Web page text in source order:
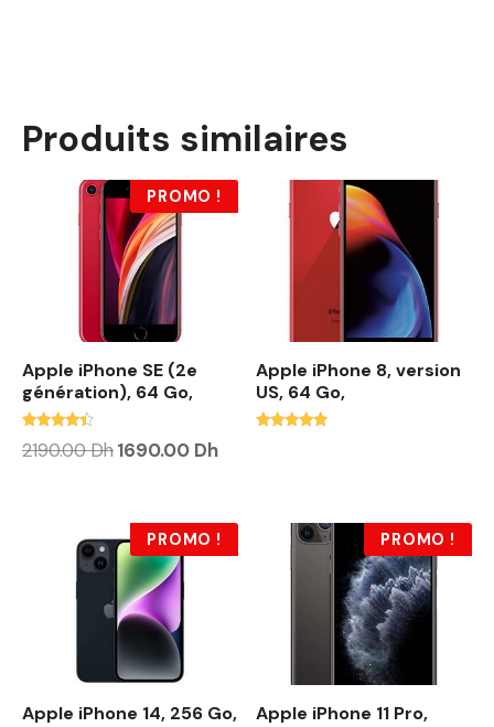
Produits similaires
PROMO !
Apple iPhone SE (2e
génération), 64 Go,
4.20
2190.00Dh L
x
i
n
t
i
l
é
a
1690.00 DhL
x
a
Apple iPhone 8, version
US, 64 Go,
PROMO !
Apple iPhone 14, 256 Go,
PROMO !
Apple iPhone 11 Pro,